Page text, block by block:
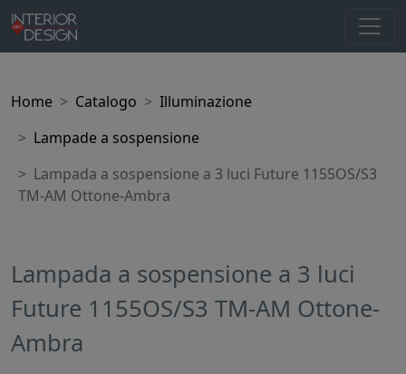
Home Catalogo
Illuminazione
Lampade a sospensione
Lampada a sospensione a 3 luci Future 1155OS/S3
TM-AM Ottone-Ambra
Lampada a sospensione a 3 luci
Future 1155OS/S3 TM-AM Ottone-
Ambra